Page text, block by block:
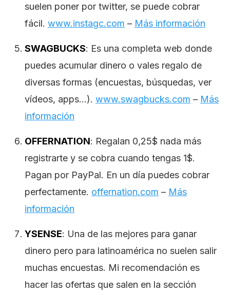
suelen poner por twitter, se puede cobrar
fácil. www.instagc.com – Más información
SWAGBUCKS: Es una completa web donde
puedes acumular dinero o vales regalo de
diversas formas (encuestas, búsquedas, ver
vídeos, apps…). www.swagbucks.com – Más
información
OFFERNATION: Regalan 0,25$ nada más
registrarte y se cobra cuando tengas 1$.
Pagan por PayPal. En un día puedes cobrar
perfectamente. offernation.com – Más
información
YSENSE: Una de las mejores para ganar
dinero pero para latinoamérica no suelen salir
muchas encuestas. Mi recomendación es
hacer las ofertas que salen en la sección